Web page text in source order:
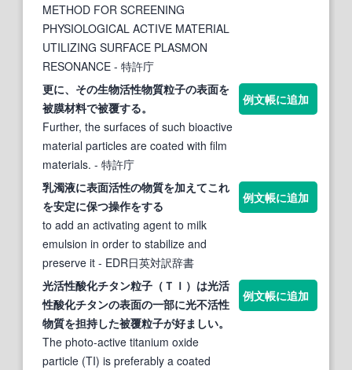
METHOD FOR SCREENING
PHYSIOLOGICAL ACTIVE MATERIAL
UTILIZING SURFACE PLASMON
RESONANCE - 特許庁
更に、その生物活性物質粒子の表面を
被膜材料で被覆する。
Further, the surfaces of such bioactive
material particles are coated with film
materials. - 特許庁
例文帳に追加
乳濁液に表面活性の物質を加えてこれ
を安定に保つ操作をする
to add an activating agent to milk
emulsion in order to stabilize and
preserve it - EDR日英対訳辞書
例文帳に追加
光活性酸化チタン粒子（ＴＩ）は光活
性酸化チタンの表面の一部に光不活性
物質を担持した被覆粒子が好ましい。
The photo-active titanium oxide
particle (TI) is preferably a coated
例文帳に追加